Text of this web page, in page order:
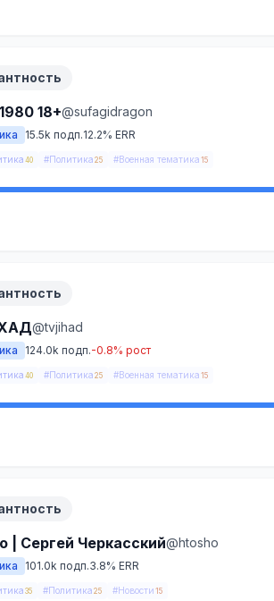
18+@sufagidragon
15.5k подп.12.2% ERR
40 #Политика 25 #Военная тематика 15
@tvjihad
124.0k подп.-0.8% рост
40 #Политика 25 #Военная тематика 15
| Сергей Черкасский@htosho
101.0k подп.3.8% ERR
35 #Политика 25 #Новости 15